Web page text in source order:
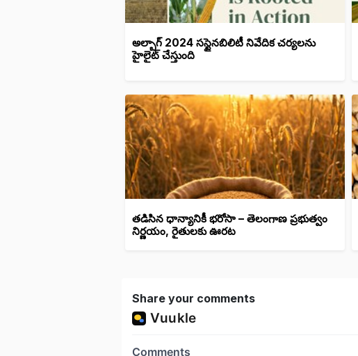
అల్బాగ్ 2024 సస్టైనబిలిటీ నివేదిక చర్యలను
హైలైట్ చేస్తుంది
తడిసిన ధాన్యానికీ భరోసా – తెలంగాణ ప్రభుత్వం
నిర్ణయం, రైతులకు ఊరట
Share your comments